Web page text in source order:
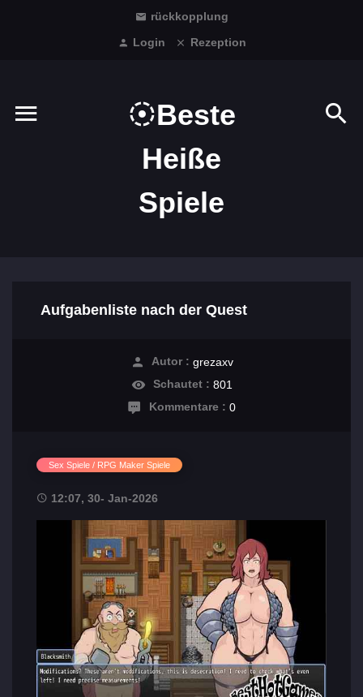
rückkopplung
Login
Rezeption
Beste
Heiße
Spiele
Aufgabenliste nach der Quest
Autor : grezaxv
Schautet : 801
Kommentare : 0
Sex Spiele / RPG Maker Spiele
12:07, 30- Jan-2026